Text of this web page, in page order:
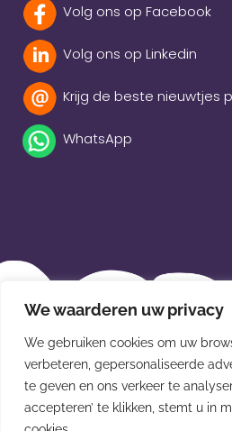
We waarderen uw privacy
We gebruiken cookies om uw
verbeteren, gepersonaliseerde
te geven en ons verkeer te
accepteren’ te klikken, stemt u in
Volg ons op Facebook
Volg ons op Linkedin
Krijg de beste nieuwtjes
WhatsApp
Beleidsverklaring
Privacybeleid
Disclaimer
Leveringsvoorwaarden